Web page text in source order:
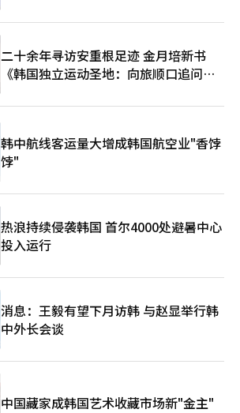
二十余年寻访安重根足迹 金月培新书
《韩国独立运动圣地：向旅顺口追问历
韩中航线客运量大增成韩国航空业"香饽
饽"
热浪持续侵袭韩国 首尔4000处避暑中心
投入运行
消息：王毅有望下月访韩 与赵显举行韩
中外长会谈
中国藏家成韩国艺术收藏市场新"金主"